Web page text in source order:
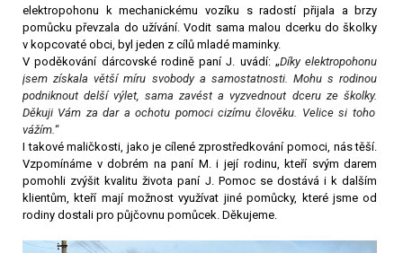
elektropohonu k mechanickému vozíku s radostí přijala a brzy
pomůcku převzala do užívání. Vodit sama malou dcerku do školky
v kopcovaté obci, byl jeden z cílů mladé maminky.
V poděkování dárcovské rodině paní J. uvádí: „Díky elektropohonu
jsem získala větší míru svobody a samostatnosti. Mohu s rodinou
podniknout delší výlet, sama zavést a vyzvednout dceru ze školky.
Děkuji Vám za dar a ochotu pomoci cizímu člověku. Velice si toho
vážím.“
I takové maličkosti, jako je cílené zprostředkování pomoci, nás těší.
Vzpomínáme v dobrém na paní M. i její rodinu, kteří svým darem
pomohli zvýšit kvalitu života paní J. Pomoc se dostává i k dalším
klientům, kteří mají možnost využívat jiné pomůcky, které jsme od
rodiny dostali pro půjčovnu pomůcek. Děkujeme.